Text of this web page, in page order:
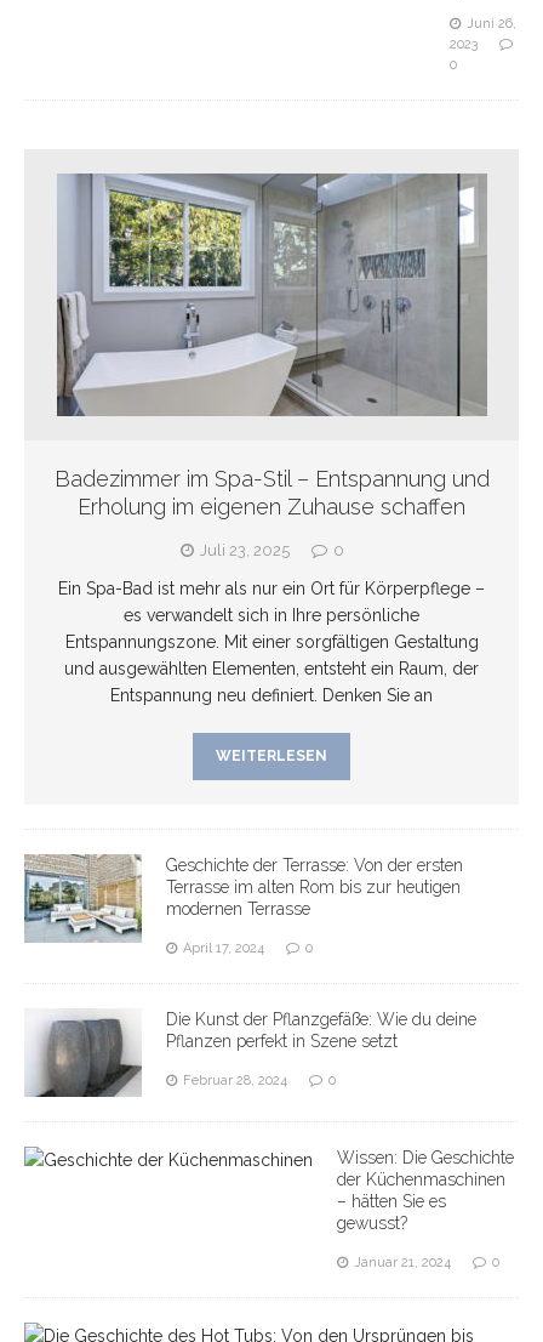
Juni 26,
2023
0
Badezimmer im Spa-Stil – Entspannung und
Erholung im eigenen Zuhause schaffen
Juli 23, 2025 0
Ein Spa-Bad ist mehr als nur ein Ort für Körperpflege –
es verwandelt sich in Ihre persönliche
Entspannungszone. Mit einer sorgfältigen Gestaltung
und ausgewählten Elementen, entsteht ein Raum, der
Entspannung neu definiert. Denken Sie an
WEITERLESEN
Geschichte der Terrasse: Von der ersten
Terrasse im alten Rom bis zur heutigen
modernen Terrasse
April 17, 2024 0
Die Kunst der Pflanzgefäße: Wie du deine
Pflanzen perfekt in Szene setzt
Februar 28, 2024 0
Wissen: Die Geschichte
der Küchenmaschinen
– hätten Sie es
gewusst?
Januar 21, 2024 0